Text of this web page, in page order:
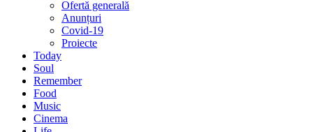
Ofertă generală
Anunțuri
Covid-19
Proiecte
Today
Soul
Remember
Food
Music
Cinema